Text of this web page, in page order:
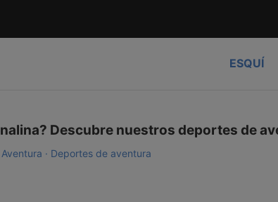
ESQUÍ
Descubre nuestros deportes de
Aventura Deportes de aventura